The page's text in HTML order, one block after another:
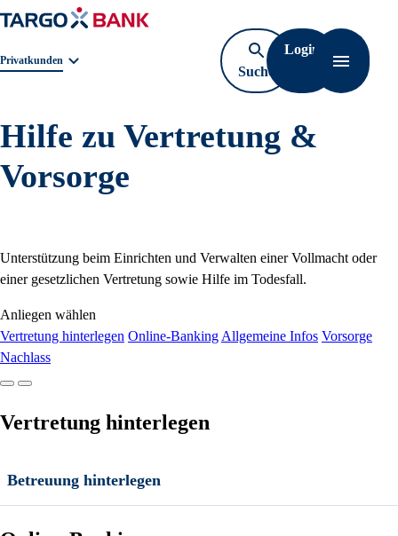
Geschäftsbereichnavigation. Aktuelle Auswahl:
Privatkunden
Suche
öffnen
Login
Hilfe zu Vertretung &
Vorsorge
Unterstützung beim Einrichten und Verwalten einer Vollmacht oder
einer gesetzlichen Vertretung sowie Hilfe im Todesfall.
Anliegen wählen
Vertretung hinterlegen Online-Banking Allgemeine Infos Vorsorge
Nachlass
Vertretung hinterlegen
Betreuung hinterlegen